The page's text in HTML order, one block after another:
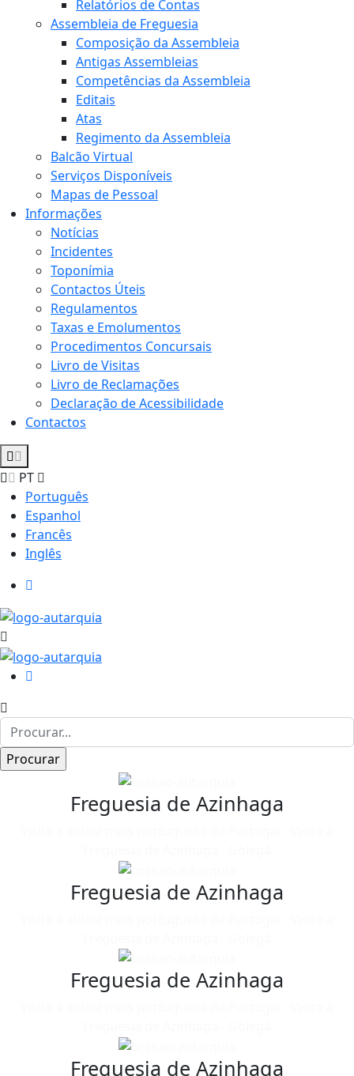
Relatórios de Contas
Assembleia de Freguesia
Composição da Assembleia
Antigas Assembleias
Competências da Assembleia
Editais
Atas
Regimento da Assembleia
Balcão Virtual
Serviços Disponíveis
Mapas de Pessoal
Informações
Notícias
Incidentes
Toponímia
Contactos Úteis
Regulamentos
Taxas e Emolumentos
Procedimentos Concursais
Livro de Visitas
Livro de Reclamações
Declaração de Acessibilidade
Contactos
PT
Português
Espanhol
Francês
Inglês
Freguesia de Azinhaga
Freguesia de Azinhaga
Freguesia de Azinhaga
Freguesia de Azinhaga